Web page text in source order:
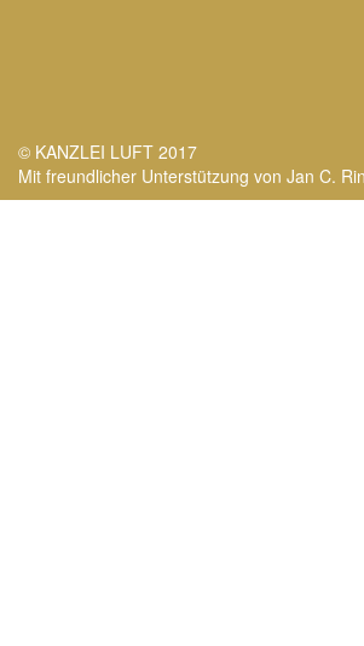
© KANZLEI LUFT 2017
Mit freundlicher Unterstützung von Jan C.